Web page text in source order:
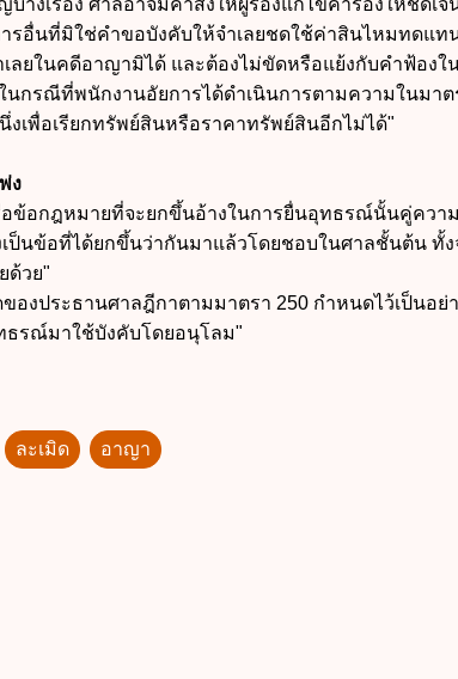
างเรื่อง ศาลอาจมีคำสั่งให้ผู้ร้องแก้ไขคำร้องให้ชัดเจ
รอื่นที่มิใช่คำขอบังคับให้จำเลยชดใช้ค่าสินไหมทดแท
ลยในคดีอาญามิได้ และต้องไม่ขัดหรือแย้งกับคำฟ้องใ
กรณีที่พนักงานอัยการได้ดำเนินการตามความในมาต
งเพื่อเรียกทรัพย์สินหรือราคาทรัพย์สินอีกไม่ได้"
ง
อข้อกฎหมายที่จะยกขึ้นอ้างในการยื่นอุทธรณ์นั้นคู่ควา
ป็นข้อที่ได้ยกขึ้นว่ากันมาแล้วโดยชอบในศาลชั้นต้น ทั้ง
ด้วย"
งประธานศาลฎีกาตามมาตรา 250 กำหนดไว้เป็นอย่
รณ์มาใช้บังคับโดยอนุโลม"
ละเมิด อาญา